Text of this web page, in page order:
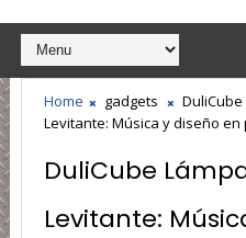
Home gadgets
Levitante: Música y diseño
DuliCube
Levitante: